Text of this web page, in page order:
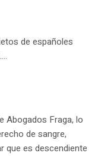
de españoles
Abogados Fraga, lo
de sangre,
que es descendiente